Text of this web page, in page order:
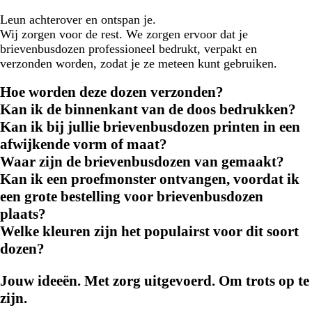
Leun achterover en ontspan je.
Wij zorgen voor de rest. We zorgen ervoor dat je
brievenbusdozen professioneel bedrukt, verpakt en
verzonden worden, zodat je ze meteen kunt gebruiken.
Hoe worden deze dozen verzonden?
Kan ik de binnenkant van de doos bedrukken?
Kan ik bij jullie brievenbusdozen printen in een
afwijkende vorm of maat?
Waar zijn de brievenbusdozen van gemaakt?
Kan ik een proefmonster ontvangen, voordat ik
een grote bestelling voor brievenbusdozen
plaats?
Welke kleuren zijn het populairst voor dit soort
dozen?
Jouw ideeën. Met zorg uitgevoerd. Om trots op te
zijn.